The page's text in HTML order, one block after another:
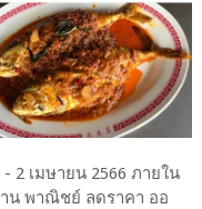
เมษายน 2566 ภายใน
าน พาณิชย์ ลดราคา ออ